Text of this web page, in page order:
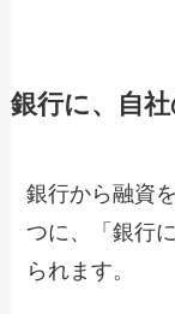
銀行に、自社
銀行から融資
つに、「銀行
られます。